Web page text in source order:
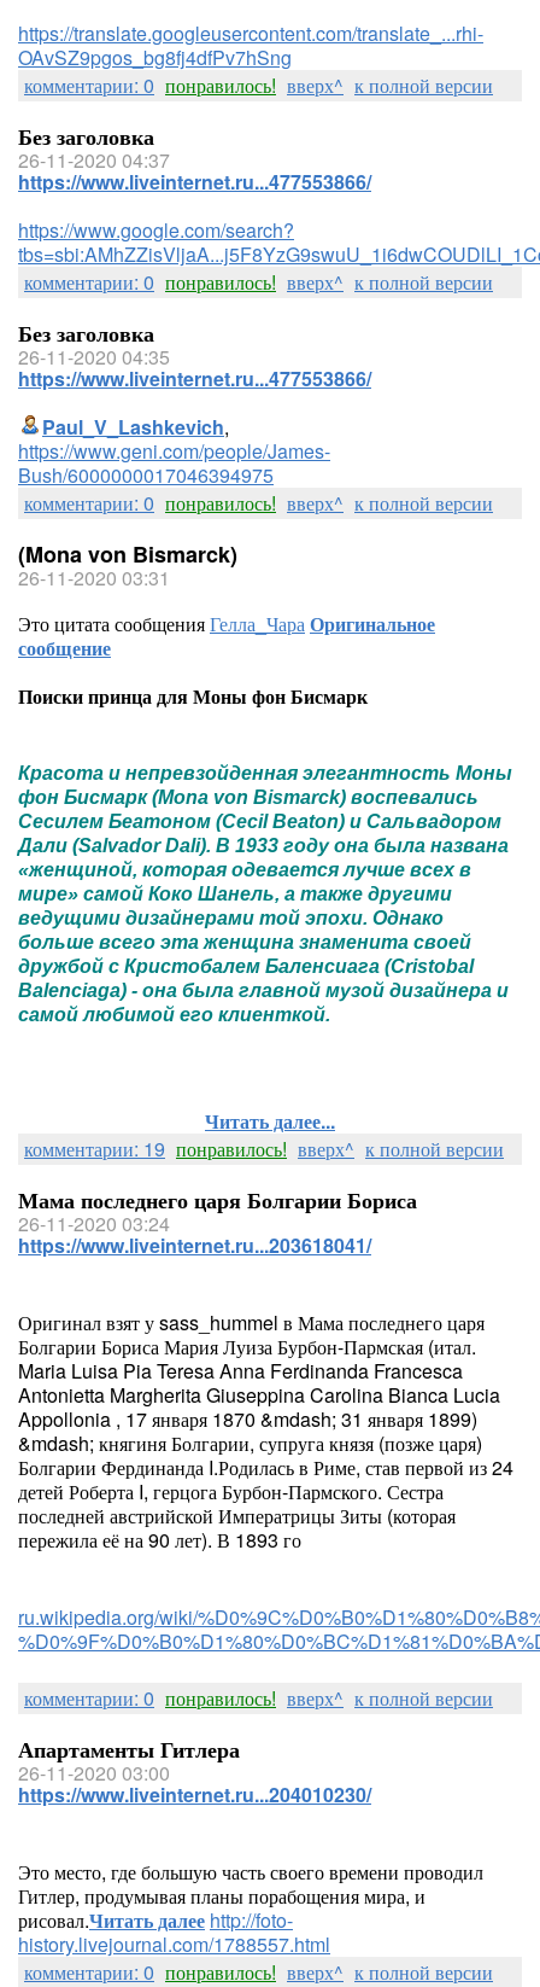
https://translate.googleusercontent.com/translate_...rhi-
OAvSZ9pgos_bg8fj4dfPv7hSng
комментарии: 0 понравилось! вверх^ к полной версии
Без заголовка
26-11-2020 04:37
https://www.liveinternet.ru...477553866/
https://www.google.com/search?
комментарии: 0 понравилось! вверх^ к полной версии
Без заголовка
26-11-2020 04:35
https://www.liveinternet.ru...477553866/
Paul_V_Lashkevich,
https://www.geni.com/people/James-
Bush/6000000017046394975
комментарии: 0 понравилось! вверх^ к полной версии
(Mona von Bismarck)
26-11-2020 03:31
Это цитата сообщенияГелла_ЧараОригинальное
сообщение
Поиски принца для Моны фон Бисмарк
Красота и непревзойденная элегантность Моны
фон Бисмарк (Mona von Bismarck) воспевались
Сесилем Беатоном (Cecil Beaton) и Сальвадором
Дали (Salvador Dali). В 1933 году она была названа
«женщиной, которая одевается лучше всех в
мире» самой Коко Шанель, а также другими
ведущими дизайнерами той эпохи. Однако
больше всего эта женщина знаменита своей
дружбой с Кристобалем Баленсиага (Cristobal
Balenciaga) - она была главной музой дизайнера и
самой любимой его клиенткой.
Читать далее...
комментарии: 19 понравилось! вверх^ к полной версии
Мама последнего царя Болгарии Бориса
26-11-2020 03:24
https://www.liveinternet.ru...203618041/
Оригинал взят у sass_hummel в Мама последнего царя
Болгарии Бориса Мария Луиза Бурбон-Пармская (итал.
Maria Luisa Pia Teresa Anna Ferdinanda Francesca
Antonietta Margherita Giuseppina Carolina Bianca Lucia
Appollonia , 17 января 1870 &mdash; 31 января 1899)
&mdash; княгиня Болгарии, супруга князя (позже царя)
Болгарии Фердинанда I.Родилась в Риме, став первой из 24
детей Роберта I, герцога Бурбон-Пармского. Сестра
последней австрийской Императрицы Зиты (которая
пережила её на 90 лет). В 1893 го
ru.wikipedia.org/wiki/
комментарии: 0 понравилось! вверх^ к полной версии
Апартаменты Гитлера
26-11-2020 03:00
https://www.liveinternet.ru...204010230/
Это место, где большую часть своего времени проводил
Гитлер, продумывая планы порабощения мира, и
рисовал.Читать далее http://foto-
history.livejournal.com/1788557.html
комментарии: 0 понравилось! вверх^ к полной версии